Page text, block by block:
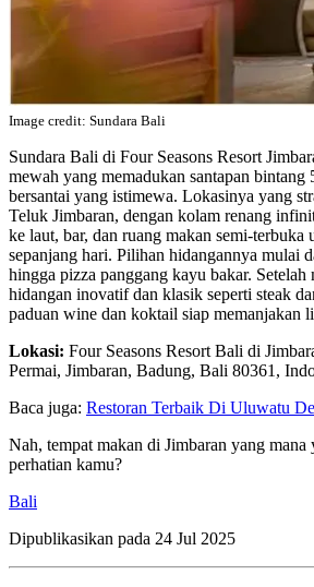
Image credit: Sundara Bali
Sundara Bali di Four Seasons Resort
mewah yang memadukan santapan bintang
bersantai yang istimewa. Lokasinya yang
Teluk Jimbaran, dengan kolam renang
ke laut, bar, dan ruang makan semi-terbuka
sepanjang hari. Pilihan hidangannya mulai
hingga pizza panggang kayu bakar. Setelah
hidangan inovatif dan klasik seperti steak
paduan wine dan koktail siap memanjakan
Lokasi: Four Seasons Resort Bali di
Permai, Jimbaran, Badung, Bali 80361,
Baca juga: Restoran Terbaik Di Uluwatu
Nah, tempat makan di Jimbaran yang
perhatian kamu?
Bali
Dipublikasikan pada 24 Jul 2025